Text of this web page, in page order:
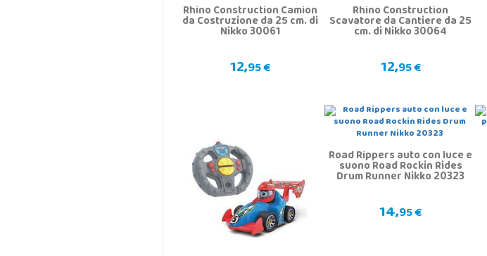
Rhino Construction Camion
da Costruzione da 25 cm. di
Nikko 30061
12,95 €
Rhino Construction
Scavatore da Cantiere da 25
cm. di Nikko 30064
12,95 €
Road Rippers auto con luce e
suono Road Rockin Rides
Drum Runner Nikko 20323
14,95 €